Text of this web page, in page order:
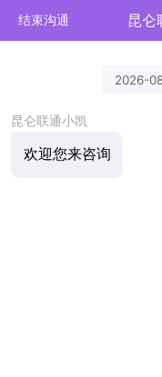
结束沟通 昆仑
2026-
昆仑联通小凯
欢迎您来咨询